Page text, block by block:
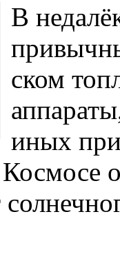
В
ском
иных
Космосе